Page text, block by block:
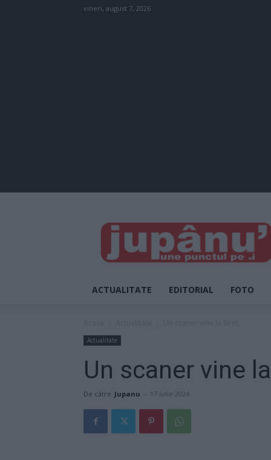
vineri, august 7, 2026
JUPÂNU'
ACTUALITATE EDITORIAL FOTO
Actualitate
Un scaner vine
De către Jupanu - 17 iulie 2024